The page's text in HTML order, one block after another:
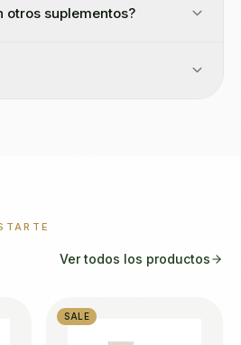
otros suplementos?
Ver todos los productos
SALE